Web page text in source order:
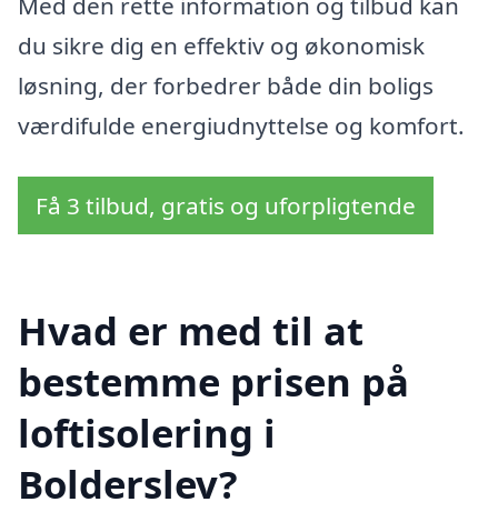
du sikre dig en effektiv og økonomisk
løsning, der forbedrer både din boligs
værdifulde energiudnyttelse og komfort.
Få 3 tilbud, gratis og uforpligtende
Hvad er med til at
bestemme prisen på
loftisolering i
Bolderslev?